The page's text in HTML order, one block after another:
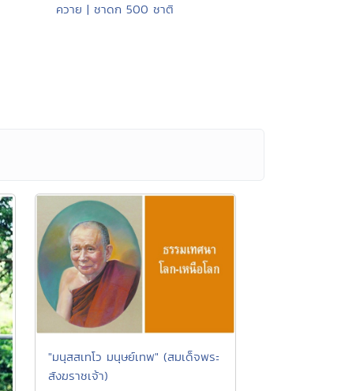
ควาย | ชาดก 500 ชาติ
"มนุสสเทโว มนุษย์เทพ" (สมเด็จพระ
สังฆราชเจ้า)